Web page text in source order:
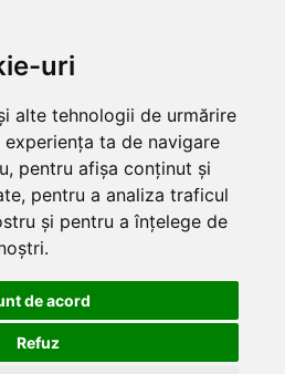
uri
alte tehnologii de urmărire
ta de navigare
pentru afișa conținut și
pentru a analiza traficul
și pentru a înțelege de
de acord
Refuz